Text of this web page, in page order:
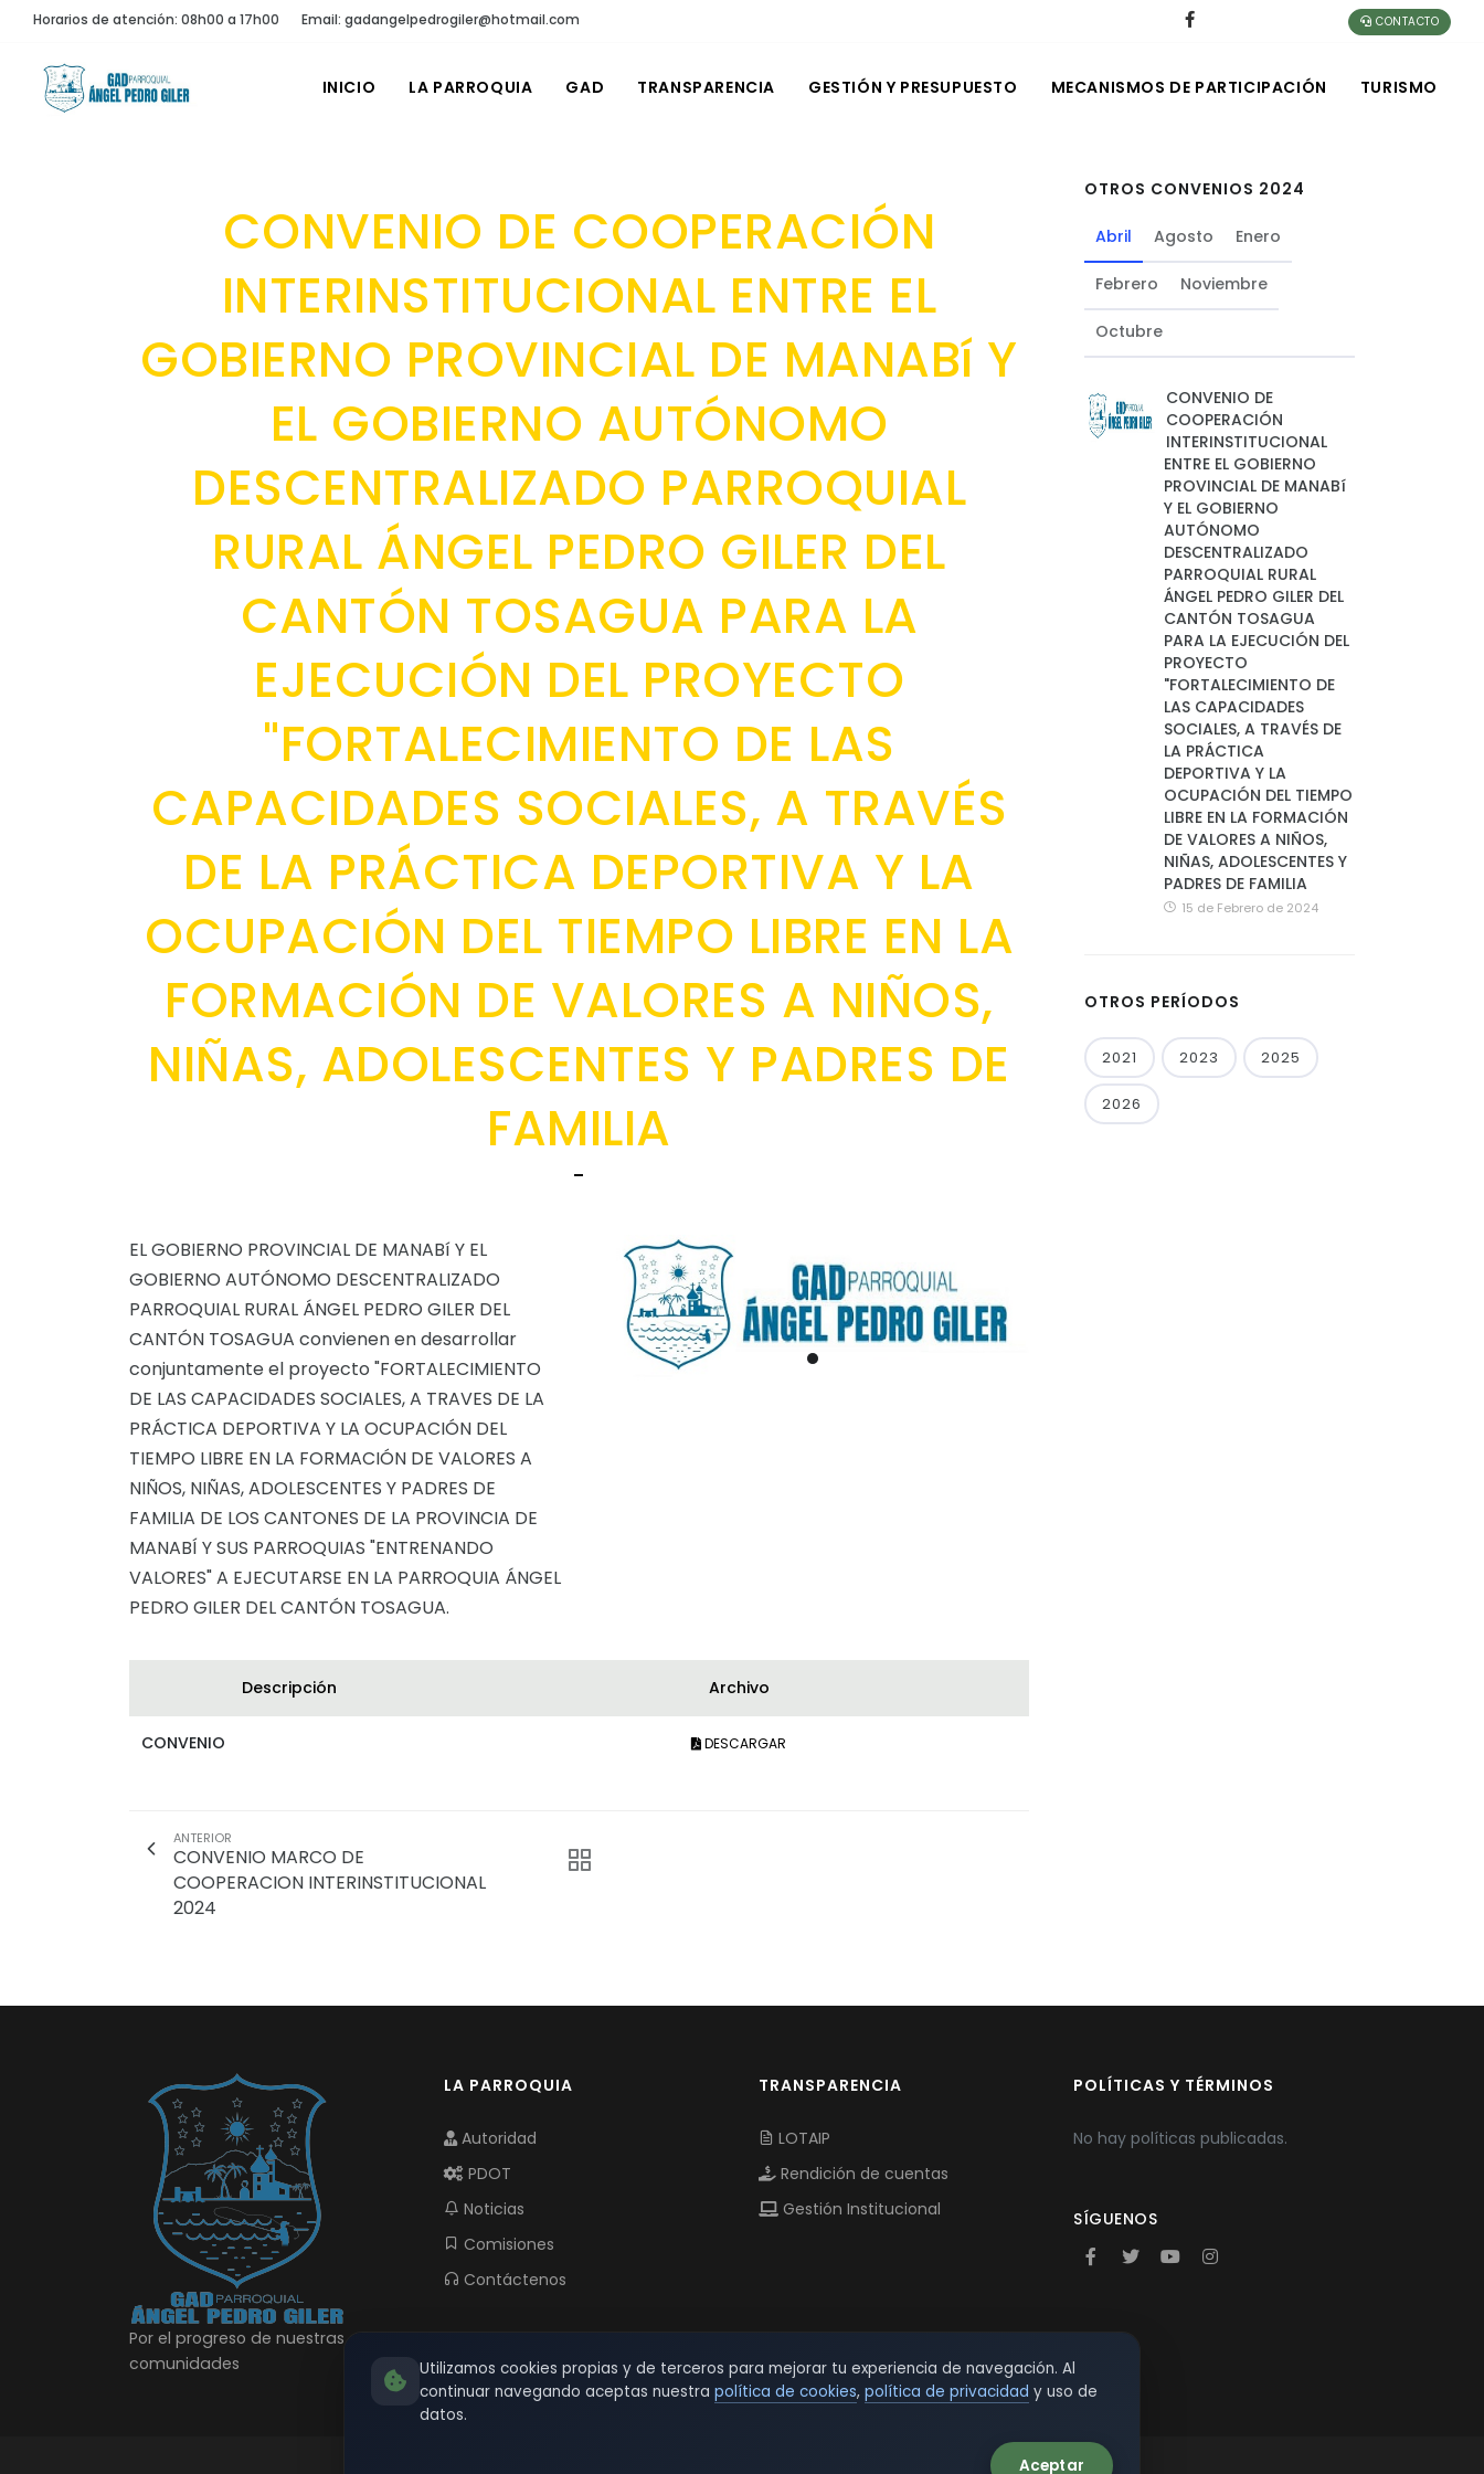
Horarios de atención: 08h00 a 17h00 Email: gadangelpedrogiler@hotmail.com CONTACTO
INICIO LA PARROQUIA GAD TRANSPARENCIA GESTIÓN Y PRESUPUESTO MECANISMOS DE PARTICIPACIÓN TURISMO
CONVENIO DE COOPERACIÓN
INTERINSTITUCIONAL ENTRE EL
GOBIERNO PROVINCIAL DE MANABí Y
EL GOBIERNO AUTÓNOMO
DESCENTRALIZADO PARROQUIAL
RURAL ÁNGEL PEDRO GILER DEL
CANTÓN TOSAGUA PARA LA
EJECUCIÓN DEL PROYECTO
"FORTALECIMIENTO DE LAS
CAPACIDADES SOCIALES, A TRAVÉS
DE LA PRÁCTICA DEPORTIVA Y LA
OCUPACIÓN DEL TIEMPO LIBRE EN LA
FORMACIÓN DE VALORES A NIÑOS,
NIÑAS, ADOLESCENTES Y PADRES DE
FAMILIA
-
EL GOBIERNO PROVINCIAL DE MANABí Y EL
GOBIERNO AUTÓNOMO DESCENTRALIZADO
PARROQUIAL RURAL ÁNGEL PEDRO GILER DEL
CANTÓN TOSAGUA convienen en desarrollar
conjuntamente el proyecto "FORTALECIMIENTO
DE LAS CAPACIDADES SOCIALES, A TRAVES DE LA
PRÁCTICA DEPORTIVA Y LA OCUPACIÓN DEL
TIEMPO LIBRE EN LA FORMACIÓN DE VALORES A
NIÑOS, NIÑAS, ADOLESCENTES Y PADRES DE
FAMILIA DE LOS CANTONES DE LA PROVINCIA DE
MANABÍ Y SUS PARROQUIAS "ENTRENANDO
VALORES" A EJECUTARSE EN LA PARROQUIA ÁNGEL
PEDRO GILER DEL CANTÓN TOSAGUA.
Descripción Archivo
CONVENIO DESCARGAR
ANTERIOR
CONVENIO MARCO DE
COOPERACION INTERINSTITUCIONAL
2024
OTROS CONVENIOS 2024
Abril Agosto Enero
Febrero Noviembre
Octubre
CONVENIO DE
COOPERACIÓN
INTERINSTITUCIONAL
ENTRE EL GOBIERNO
PROVINCIAL DE MANABí
Y EL GOBIERNO
AUTÓNOMO
DESCENTRALIZADO
PARROQUIAL RURAL
ÁNGEL PEDRO GILER DEL
CANTÓN TOSAGUA
PARA LA EJECUCIÓN DEL
PROYECTO
"FORTALECIMIENTO DE
LAS CAPACIDADES
SOCIALES, A TRAVÉS DE
LA PRÁCTICA
DEPORTIVA Y LA
OCUPACIÓN DEL TIEMPO
LIBRE EN LA FORMACIÓN
DE VALORES A NIÑOS,
NIÑAS, ADOLESCENTES Y
PADRES DE FAMILIA
15 de Febrero de 2024
OTROS PERÍODOS
2021 2023 2025
2026
Por el progreso de nuestras
comunidades
LA PARROQUIA
Autoridad
PDOT
Noticias
Comisiones
Contáctenos
TRANSPARENCIA
LOTAIP
Rendición de cuentas
Gestión Institucional
POLÍTICAS Y TÉRMINOS
No hay políticas publicadas.
SÍGUENOS
Utilizamos cookies propias y de terceros para mejorar tu experiencia de navegación. Al
continuar navegando aceptas nuestra política de cookies, política de privacidad y uso de
datos.
Aceptar